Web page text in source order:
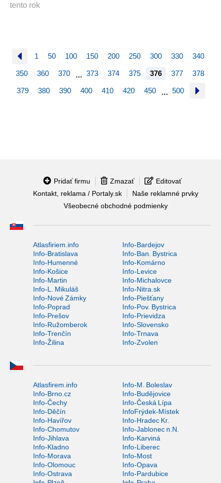
tento rok
1 50 100 150 200 250 300 330 340
350 360 370 … 373 374 375 376 377 378
379 380 390 400 410 420 450 … 500
Pridať firmu Zmazať
Editovať
Kontakt, reklama / Portaly.sk
Naše reklamné prvky
Všeobecné obchodné podmienky
Atlasfiriem.info
Info-Bardejov
Info-Bratislava
Info-Ban. Bystrica
Info-Humenné
Info-Komárno
Info-Košice
Info-Levice
Info-Martin
Info-Michalovce
Info-L. Mikuláš
Info-Nitra.sk
Info-Nové Zámky
Info-Piešťany
Info-Poprad
Info-Pov. Bystrica
Info-Prešov
Info-Prievidza
Info-Ružomberok
Info-Slovensko
Info-Trenčín
Info-Trnava
Info-Žilina
Info-Zvolen
Atlasfirem.info
Info-M. Boleslav
Info-Brno.cz
Info-Budějovice
Info-Čechy
Info-Česká Lípa
Info-Děčín
InfoFrýdek-Místek
Info-Havířov
Info-Hradec Kr.
Info-Chomutov
Info-Jablonec n.N.
Info-Jihlava
Info-Karviná
Info-Kladno
Info-Liberec
Info-Morava
Info-Most
Info-Olomouc
Info-Opava
Info-Ostrava
Info-Pardubice